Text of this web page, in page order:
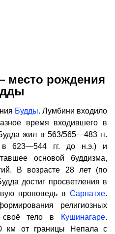
место рождения
Будды. Лумбини входило
время входившего в
жил в 563/565—483 гг.
623—544 гг. до н.э.) и
основой буддизма,
В возрасте 28 лет (по
достиг просветления в
проповедь в Сарнатхе.
религиозных
своё тело в
Кушинагаре.
км от границы Непала с